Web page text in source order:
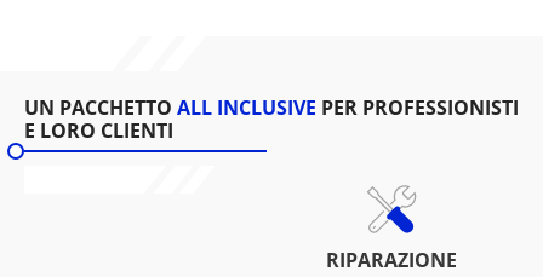
UN PACCHETTO ALL INCLUSIVE PER PROFESSIONISTI
E LORO CLIENTI
RIPARAZIONE